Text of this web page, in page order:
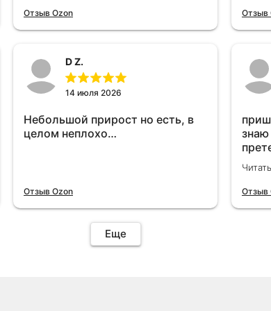
отключу и посмотрю, что будет
Отзыв Ozon Отзыв
D Z.
14 июля 2026
Небольшой прирост но есть, в
целом неплохо…
Отзыв Ozon
знаю
Отзыв
Еще